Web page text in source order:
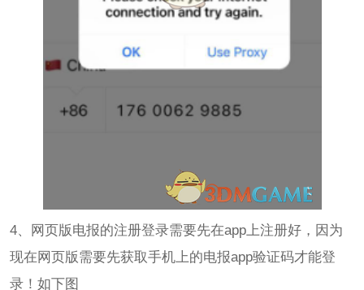
4、网页版电报的注册登录需要先在app上注册好，因为
现在网页版需要先获取手机上的电报app验证码才能登
录！如下图